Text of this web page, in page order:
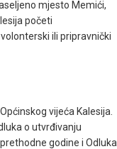
mjesto Memići,
početi
ili pripravnički
vijeća Kalesija.
o utvrđivanju
godine i Odluka